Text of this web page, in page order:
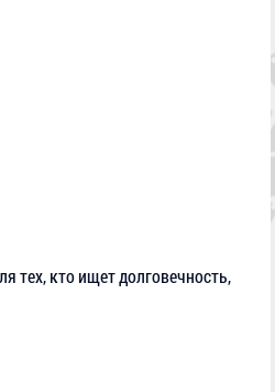
тех, кто ищет долговечность,